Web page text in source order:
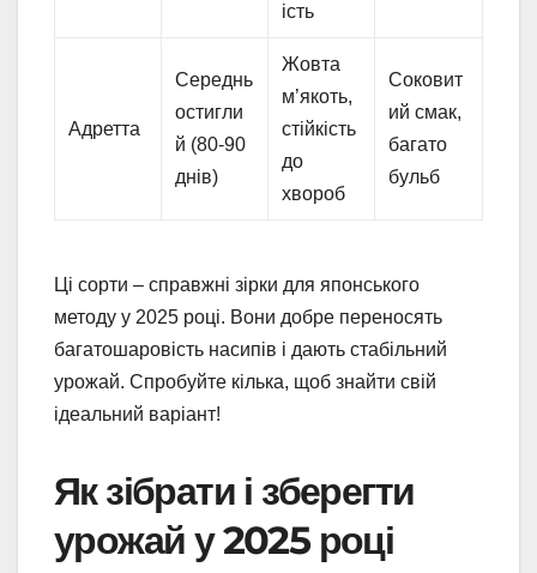
ість
Адретта
Середнь
остигли
й (80-90
днів)
Жовта
м’якоть,
стійкість
до
хвороб
Соковит
ий смак,
багато
бульб
Ці сорти – справжні зірки для японського
методу у 2025 році. Вони добре переносять
багатошаровість насипів і дають стабільний
урожай. Спробуйте кілька, щоб знайти свій
ідеальний варіант!
Як зібрати і зберегти
урожай у 2025 році